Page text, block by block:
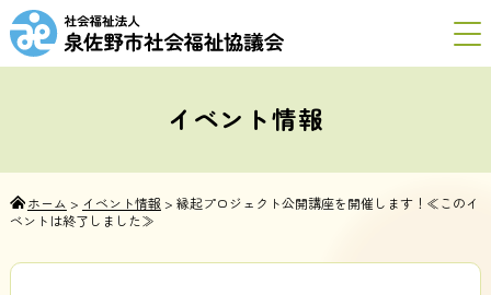
イベント情報
ホーム > イベント情報 > 縁起プロジェクト公開講座を開催します！≪このイ
ベントは終了しました≫